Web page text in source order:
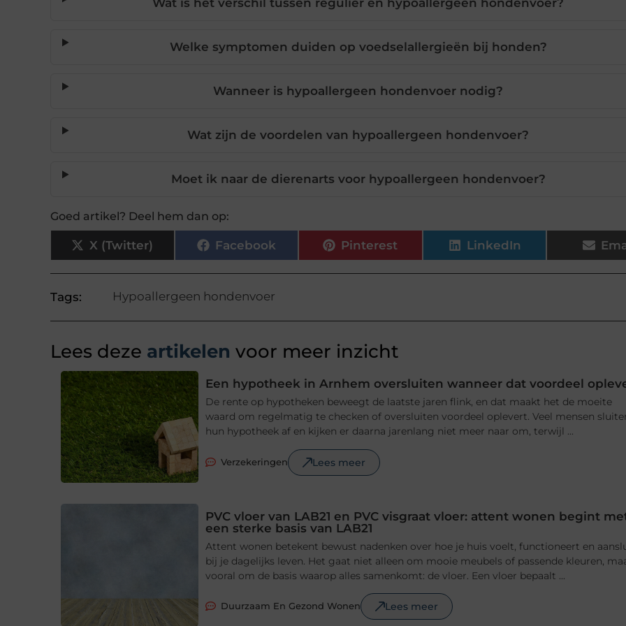
Wat is het verschil tussen regulier en hypoallergeen hondenvoer?
Welke symptomen duiden op voedselallergieën bij honden?
Wanneer is hypoallergeen hondenvoer nodig?
Wat zijn de voordelen van hypoallergeen hondenvoer?
Moet ik naar de dierenarts voor hypoallergeen hondenvoer?
Goed artikel? Deel hem dan op:
X (Twitter) Facebook Pinterest LinkedIn
Tags: Hypoallergeen hondenvoer
Lees deze artikelen voor meer inzicht
Een hypotheek in Arnhem oversluiten wanneer dat voordeel
De rente op hypotheken beweegt de laatste jaren flink, en dat maakt het de moeite
waard om regelmatig te checken of oversluiten voordeel oplevert. Veel mensen
hun hypotheek af en kijken er daarna jarenlang niet meer naar om, terwijl ...
Verzekeringen Lees meer
PVC vloer van LAB21 en PVC visgraat vloer: attent wonen begint
een sterke basis van LAB21
Attent wonen betekent bewust nadenken over hoe je huis voelt, functioneert en
bij je dagelijks leven. Het gaat niet alleen om mooie meubels of passende kleuren,
vooral om de basis waarop alles samenkomt: de vloer. Een vloer bepaalt ...
Duurzaam En Gezond Wonen Lees meer